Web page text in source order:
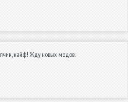
кайф! Жду новых модов.